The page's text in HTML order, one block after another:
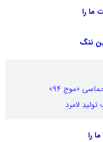
را
ننگ
«موج ۹۴»
لامرد
را